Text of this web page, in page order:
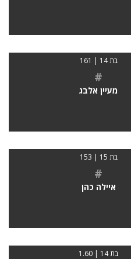
בת 14 | 161
#
מעיין אלבג
בת 15 | 153
#
איילה כהן
בת 14 | 1.60